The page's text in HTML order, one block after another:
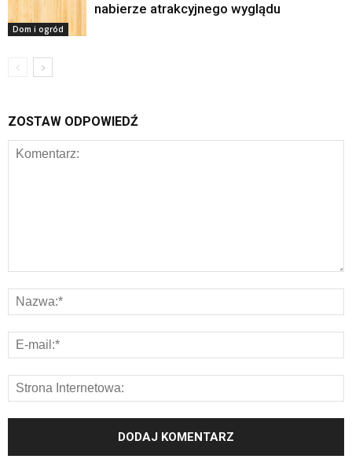
Dom i ogród
nabierze atrakcyjnego wyglądu
ZOSTAW ODPOWIEDŹ